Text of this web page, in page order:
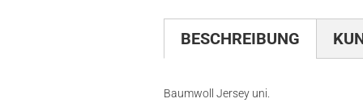
BESCHREIBUNG
Baumwoll Jersey uni.